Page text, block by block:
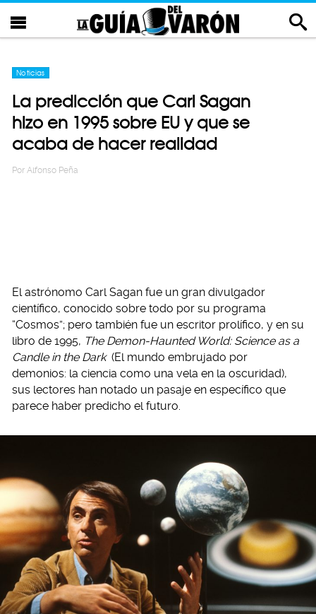
Noticias
La predicción que Carl Sagan
hizo en 1995 sobre EU y que se
acaba de hacer realidad
Por Alfonso Peña
El astrónomo Carl Sagan fue un gran divulgador
científico, conocido sobre todo por su programa
“Cosmos”; pero también fue un escritor prolífico, y en su
libro de 1995, The Demon-Haunted World: Science as a
Candle in the Dark (El mundo embrujado por
demonios: la ciencia como una vela en la oscuridad),
sus lectores han notado un pasaje en específico que
parece haber predicho el futuro.